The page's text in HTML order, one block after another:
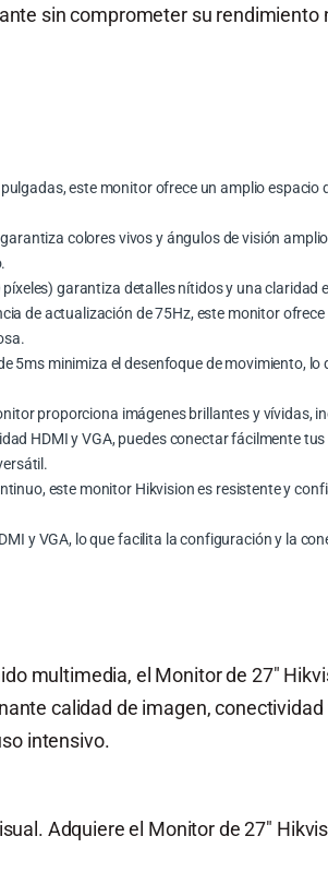
sin comprometer su rendimiento
este monitor ofrece un amplio
colores vivos y ángulos de visión
garantiza detalles nítidos y una claridad
de actualización de 75Hz, este monitor
5ms minimiza el desenfoque de movimiento,
proporciona imágenes brillantes y vívidas,
HDMI y VGA, puedes conectar fácilmente
este monitor Hikvision es resistente y
y VGA, lo que facilita la configuración y la
multimedia, el Monitor de 27″
calidad de imagen,
intensivo.
Adquiere el Monitor de 27″